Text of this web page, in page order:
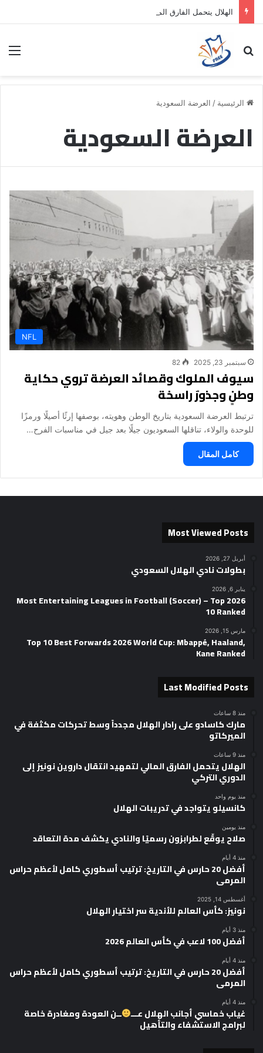
بحث عن
الرئيسية / العرضة السعودية
العرضة السعودية
NFL
سبتمبر 23, 2025 82
سيوف الملوك وقصائد العرضة تروي حكاية
وطنٍ وجذورٌ راسخة
ترتبط العرضة السعودية بتاريخ الوطن وهويته، بوصفها إرثًا أصيلًا ورمزًا
للوحدة والولاء، تناقلها السعوديون جيلًا بعد جيل في مناسبات الفرح…
كامل المقال
Most Viewed Posts
أبريل 27, 2026
بطولات نادي الهلال السعودي
يناير 6, 2026
2026 Most Entertaining Leagues in Football (Soccer) – Top
10 Ranked
مارس 15, 2026
Top 10 Best Forwards 2026 World Cup: Mbappé, Haaland,
Kane Ranked
Last Modified Posts
منذ 8 ساعات
مارك كاسادو على رادار الهلال مجدداً وسط تحركات مكثفة في
الميركاتو
منذ 9 ساعات
الهلال يتحمل الفارق المالي لتمهيد انتقال داروين نونيز إلى
الدوري التركي
منذ يوم واحد
كانسيلو يتواجد في تدريبات الهلال
منذ يومين
صلاح يوقّع لطرابزون رسميًا والنادي يكشف مدة التعاقد
منذ 4 أيام
أفضل 20 حارس في التاريخ: ترتيب أسطوري كامل لأعظم حراس
المرمى
أغسطس 14, 2025
نونيز: كأس العالم للأندية سر اختيار الهلال
منذ 3 أيام
أفضل 100 لاعب في كأس العالم 2026
منذ 4 أيام
أفضل 20 حارس في التاريخ: ترتيب أسطوري كامل لأعظم حراس
المرمى
منذ 4 أيام
غياب خماسي أجانب الهلال عـــ ــن العودة ومغادرة خاصة
لبرامج الاستشفاء والتأهيل